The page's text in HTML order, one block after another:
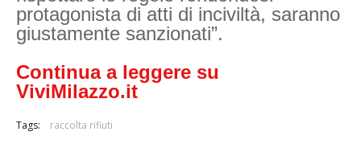
protagonista di atti di inciviltà, saranno
giustamente sanzionati”.
Continua a leggere su
ViviMilazzo.it
Tags: raccolta rifiuti